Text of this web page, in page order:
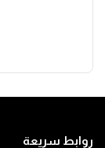
روابط سريعة